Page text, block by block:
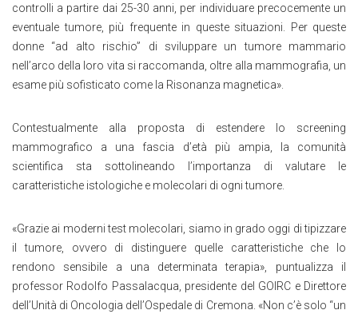
controlli a partire dai 25-30 anni, per individuare precocemente un
eventuale tumore, più frequente in queste situazioni. Per queste
donne “ad alto rischio” di sviluppare un tumore mammario
nell’arco della loro vita si raccomanda, oltre alla mammografia, un
esame più sofisticato come la Risonanza magnetica».
Contestualmente alla proposta di estendere lo screening
mammografico a una fascia d’età più ampia, la comunità
scientifica sta sottolineando l’importanza di valutare le
caratteristiche istologiche e molecolari di ogni tumore.
«Grazie ai moderni test molecolari, siamo in grado oggi di tipizzare
il tumore, ovvero di distinguere quelle caratteristiche che lo
rendono sensibile a una determinata terapia», puntualizza il
professor Rodolfo Passalacqua, presidente del GOIRC e Direttore
dell’Unità di Oncologia dell’Ospedale di Cremona. «Non c’è solo “un